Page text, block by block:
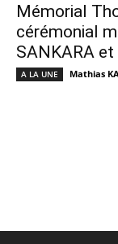
Mémorial
cérémonial
SANKARA
A LA UNE Mathias